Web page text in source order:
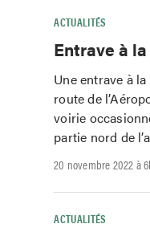
ACTUALITÉS
Entrave à
Une entrave à
route de
voirie
partie nord de
20 novembre 2022 à
ACTUALITÉS